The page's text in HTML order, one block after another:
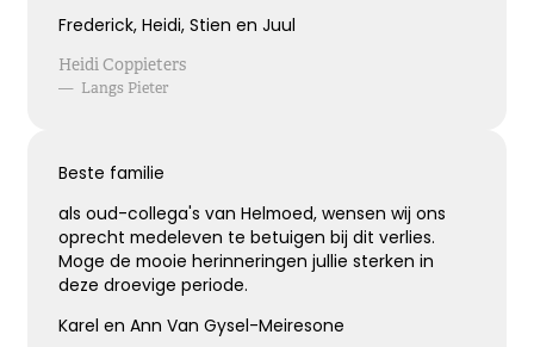
Frederick, Heidi, Stien en Juul
Heidi Coppieters
— Langs Pieter
Beste familie
als oud-collega's van Helmoed, wensen wij ons
oprecht medeleven te betuigen bij dit verlies.
Moge de mooie herinneringen jullie sterken in
deze droevige periode.
Karel en Ann Van Gysel-Meiresone